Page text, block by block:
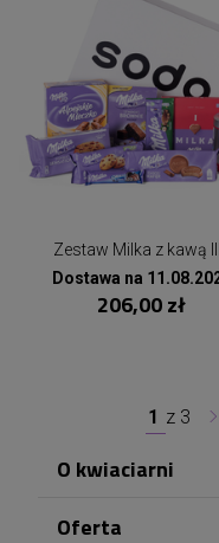
Zestaw Milka z kawą
Dostawa na
206,00 zł
1 z 3
O kwiaciarni
Witamy w
Oferta